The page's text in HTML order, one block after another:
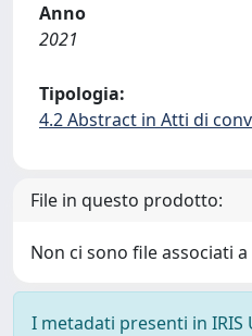
Anno
2021
Tipologia:
4.2 Abstract in Atti di
File in questo prodotto:
Non ci sono file associati
I metadati presenti in IRIS